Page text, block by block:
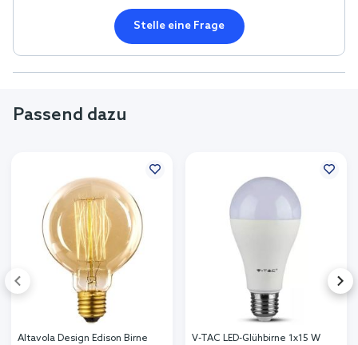
Stelle eine Frage
Passend dazu
Altavola Design Edison Birne
V-TAC LED-Glühbirne 1x15 W